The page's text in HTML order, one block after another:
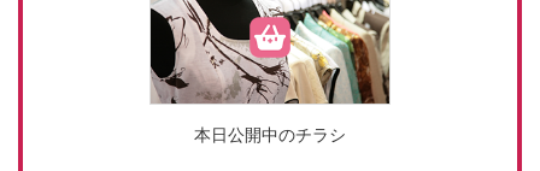
本日公開中のチラシ